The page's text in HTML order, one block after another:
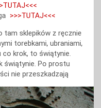
>>>TUTAJ<<<
tam sklepików z ręcznie
torebkami, ubraniami,
krok, to świątynie.
świątynie. Po prostu
nie przeszkadzają